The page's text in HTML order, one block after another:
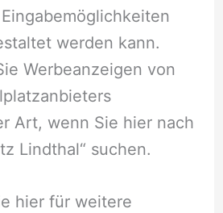
werden kann.
Werbeanzeigen von
Art, wenn Sie hier nach
Lindthal“ suchen.
hier für weitere